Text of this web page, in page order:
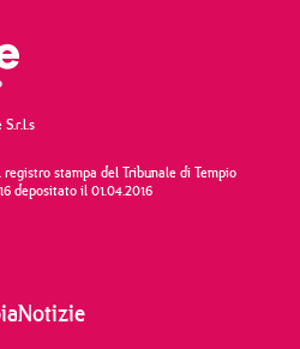
stampa del Tribunale di Tempio
depositato il 01.04.2016